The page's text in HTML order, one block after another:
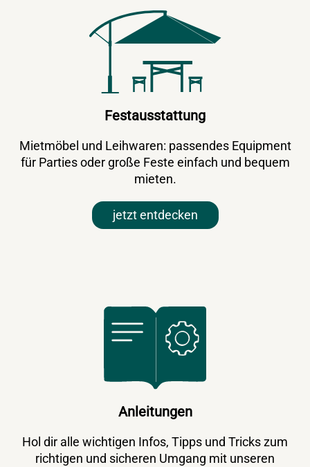
Festausstattung
Mietmöbel und Leihwaren: passendes Equipment
für Parties oder große Feste einfach und bequem
mieten.
jetzt entdecken
Anleitungen
Hol dir alle wichtigen Infos, Tipps und Tricks zum
richtigen und sicheren Umgang mit unseren